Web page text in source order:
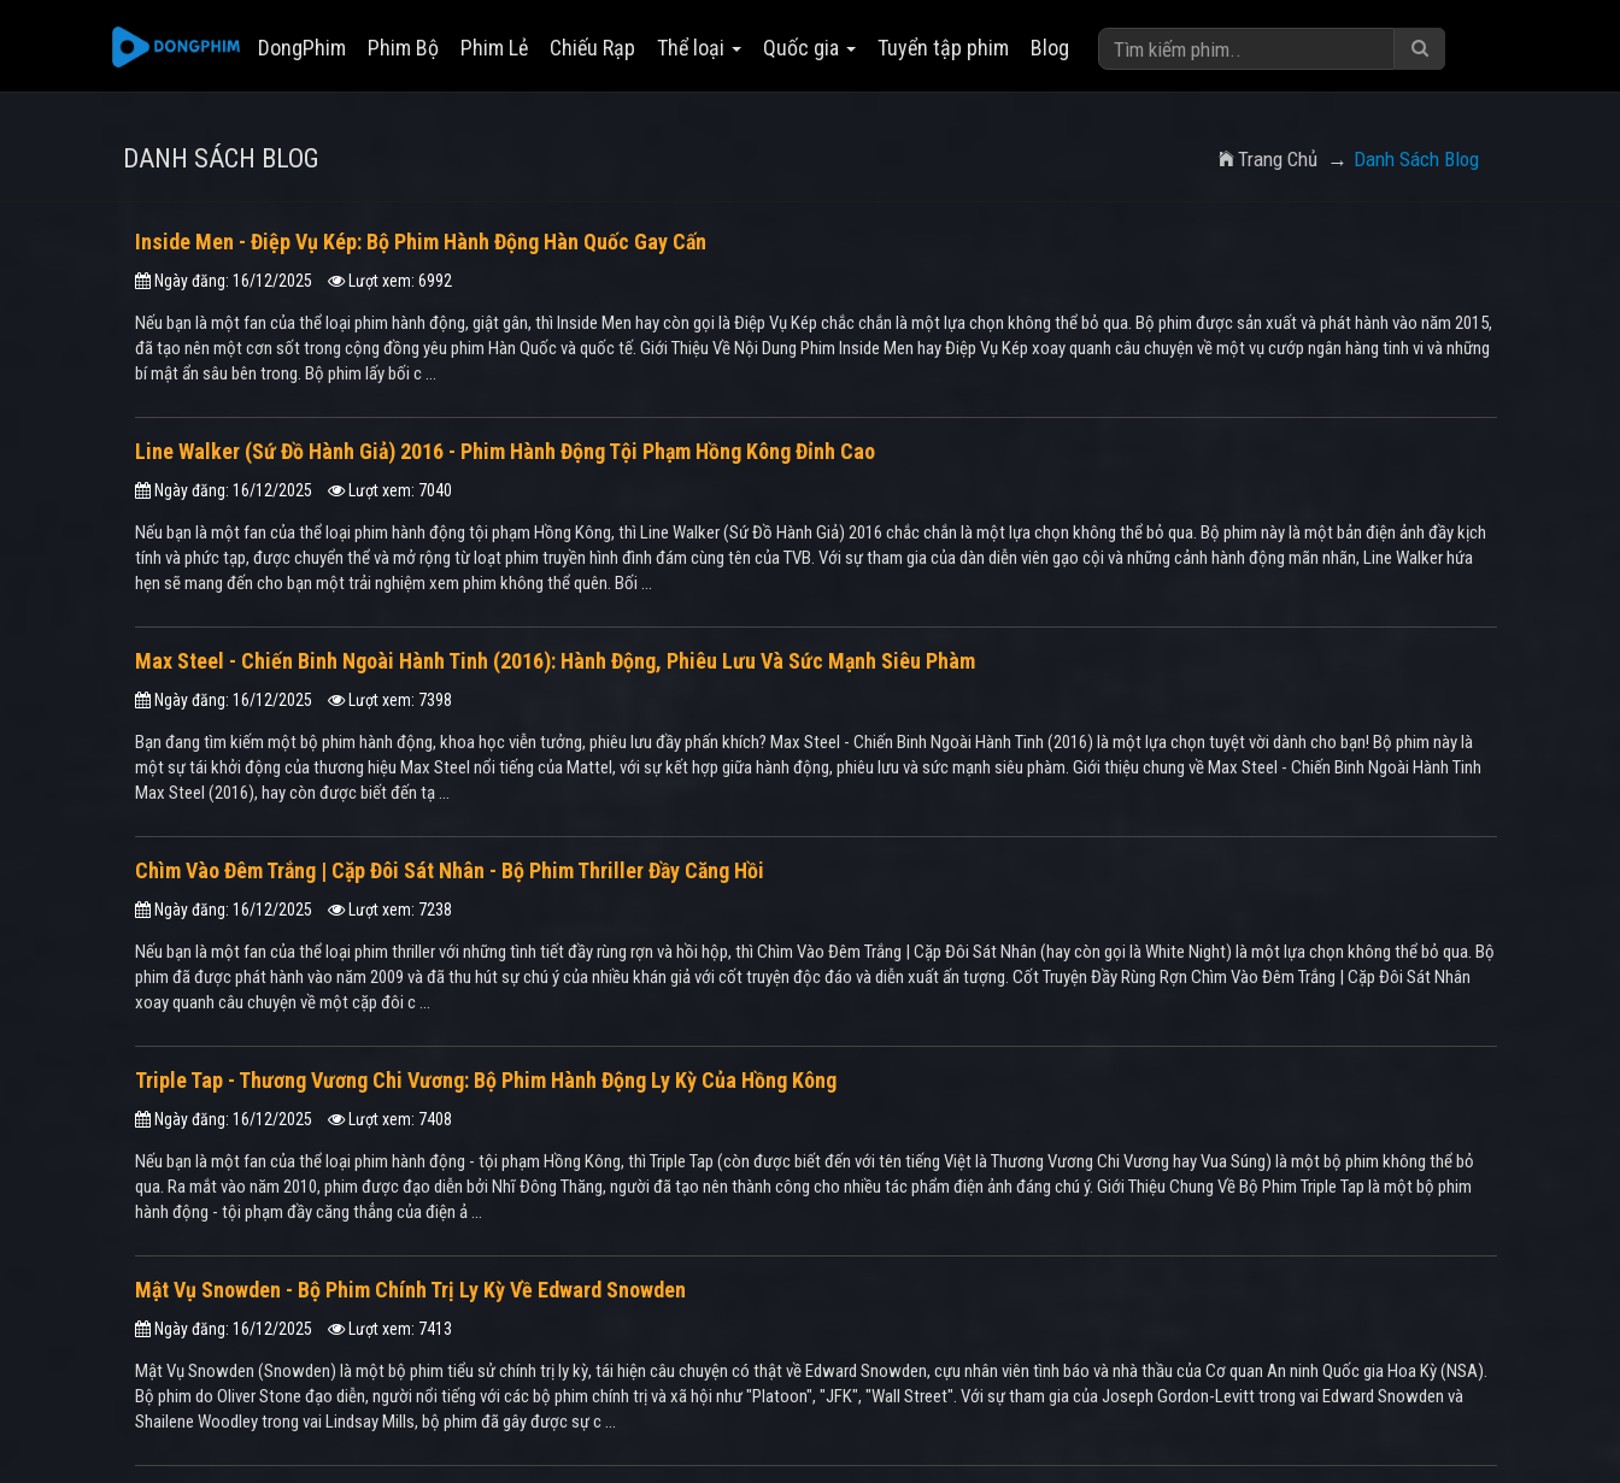
DongPhim Phim Bộ Phim Lẻ Chiếu Rạp Thể loại Quốc gia Tuyển tập phim Blog
DANH SÁCH BLOG Trang Chủ Danh Sách Blog
Inside Men - Điệp Vụ Kép: Bộ Phim Hành Động Hàn Quốc Gay Cấn
Ngày đăng: 16/12/2025 Lượt xem: 6992
Nếu bạn là một fan của thể loại phim hành động, giật gân, thì Inside Men hay còn gọi là Điệp Vụ Kép chắc chắn là một lựa chọn không thể bỏ qua. Bộ phim được sản xuất và phát hành vào năm 2015,
đã tạo nên một cơn sốt trong cộng đồng yêu phim Hàn Quốc và quốc tế. Giới Thiệu Về Nội Dung Phim Inside Men hay Điệp Vụ Kép xoay quanh câu chuyện về một vụ cướp ngân hàng tinh vi và những
bí mật ẩn sâu bên trong. Bộ phim lấy bối c ...
Line Walker (Sứ Đồ Hành Giả) 2016 - Phim Hành Động Tội Phạm Hồng Kông Đỉnh Cao
Ngày đăng: 16/12/2025 Lượt xem: 7040
Nếu bạn là một fan của thể loại phim hành động tội phạm Hồng Kông, thì Line Walker (Sứ Đồ Hành Giả) 2016 chắc chắn là một lựa chọn không thể bỏ qua. Bộ phim này là một bản điện ảnh đầy kịch
tính và phức tạp, được chuyển thể và mở rộng từ loạt phim truyền hình đình đám cùng tên của TVB. Với sự tham gia của dàn diễn viên gạo cội và những cảnh hành động mãn nhãn, Line Walker hứa
hẹn sẽ mang đến cho bạn một trải nghiệm xem phim không thể quên. Bối ...
Max Steel - Chiến Binh Ngoài Hành Tinh (2016): Hành Động, Phiêu Lưu Và Sức Mạnh Siêu Phàm
Ngày đăng: 16/12/2025 Lượt xem: 7398
Bạn đang tìm kiếm một bộ phim hành động, khoa học viễn tưởng, phiêu lưu đầy phấn khích? Max Steel - Chiến Binh Ngoài Hành Tinh (2016) là một lựa chọn tuyệt vời dành cho bạn! Bộ phim này là
một sự tái khởi động của thương hiệu Max Steel nổi tiếng của Mattel, với sự kết hợp giữa hành động, phiêu lưu và sức mạnh siêu phàm. Giới thiệu chung về Max Steel - Chiến Binh Ngoài Hành Tinh
Max Steel (2016), hay còn được biết đến tạ ...
Chìm Vào Đêm Trắng | Cặp Đôi Sát Nhân - Bộ Phim Thriller Đầy Căng Hồi
Ngày đăng: 16/12/2025 Lượt xem: 7238
Nếu bạn là một fan của thể loại phim thriller với những tình tiết đầy rùng rợn và hồi hộp, thì Chìm Vào Đêm Trắng | Cặp Đôi Sát Nhân (hay còn gọi là White Night) là một lựa chọn không thể bỏ qua. Bộ
phim đã được phát hành vào năm 2009 và đã thu hút sự chú ý của nhiều khán giả với cốt truyện độc đáo và diễn xuất ấn tượng. Cốt Truyện Đầy Rùng Rợn Chìm Vào Đêm Trắng | Cặp Đôi Sát Nhân
xoay quanh câu chuyện về một cặp đôi c ...
Triple Tap - Thương Vương Chi Vương: Bộ Phim Hành Động Ly Kỳ Của Hồng Kông
Ngày đăng: 16/12/2025 Lượt xem: 7408
Nếu bạn là một fan của thể loại phim hành động - tội phạm Hồng Kông, thì Triple Tap (còn được biết đến với tên tiếng Việt là Thương Vương Chi Vương hay Vua Súng) là một bộ phim không thể bỏ
qua. Ra mắt vào năm 2010, phim được đạo diễn bởi Nhĩ Đông Thăng, người đã tạo nên thành công cho nhiều tác phẩm điện ảnh đáng chú ý. Giới Thiệu Chung Về Bộ Phim Triple Tap là một bộ phim
hành động - tội phạm đầy căng thẳng của điện ả ...
Mật Vụ Snowden - Bộ Phim Chính Trị Ly Kỳ Về Edward Snowden
Ngày đăng: 16/12/2025 Lượt xem: 7413
Mật Vụ Snowden (Snowden) là một bộ phim tiểu sử chính trị ly kỳ, tái hiện câu chuyện có thật về Edward Snowden, cựu nhân viên tình báo và nhà thầu của Cơ quan An ninh Quốc gia Hoa Kỳ (NSA).
Bộ phim do Oliver Stone đạo diễn, người nổi tiếng với các bộ phim chính trị và xã hội như "Platoon", "JFK", "Wall Street". Với sự tham gia của Joseph Gordon-Levitt trong vai Edward Snowden và
Shailene Woodley trong vai Lindsay Mills, bộ phim đã gây được sự c ...